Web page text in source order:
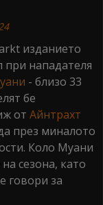
изданието
при нападателя
- близо 33
бе
от Айнтрахт
през миналото
Коло Муани
сезона, като
говори за